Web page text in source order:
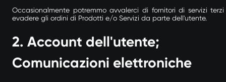
Occasionalmente potremmo avvalerci di fornitori di servizi
evadere gli ordini di Prodotti e/o Servizi da parte dell'utente.
2. Account dell'utente;
Comunicazioni elettroniche